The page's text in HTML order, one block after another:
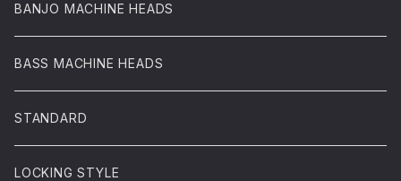
BANJO MACHINE HEADS
BASS MACHINE HEADS
STANDARD
LOCKING STYLE